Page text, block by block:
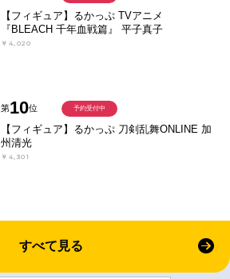
【フィギュア】るかっぷ TVアニメ
『BLEACH 千年血戦篇』 平子真子
￥4,020
第10位
【フィギュア】るかっぷ 刀剣乱舞ONLINE 加
州清光
￥4,301
予約受付中
すべて見る